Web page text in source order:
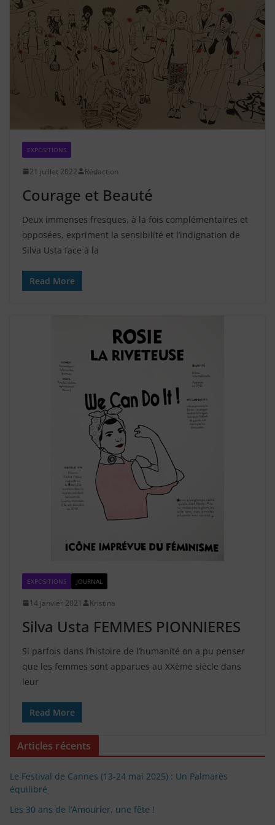
EXPOSITIONS
21 juillet 2022 Rédaction
Courage et Beauté
Deux immenses fresques, à la fois complémentaires et
opposées, expriment la sensibilité et l’indignation de
Silva Usta face à la
Read More
EXPOSITIONS JOURNAL
14 janvier 2021 Kristina
Silva Usta FEMMES PIONNIERES
Si parfois dans l’histoire de l’humanité on a pu penser
que les femmes sont apparues au XXème siècle dans
leur
Read More
Articles récents
Le Festival de Cannes (13-24 mai 2025) : Un Palmarès
équilibré
Les 30 ans de l’Amourier, une fête !